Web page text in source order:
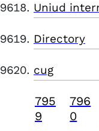
Uniud
Directory
cug
795
9
796
0